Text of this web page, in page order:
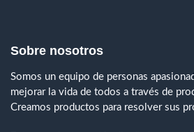
Sobre nosotros
Somos un equipo de personas
mejorar la vida de todos a través de
Creamos productos para resolver sus